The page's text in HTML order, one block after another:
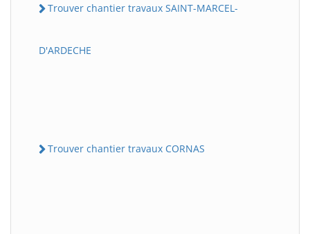
Trouver chantier travaux SAINT-MARCEL-
D'ARDECHE
Trouver chantier travaux CORNAS